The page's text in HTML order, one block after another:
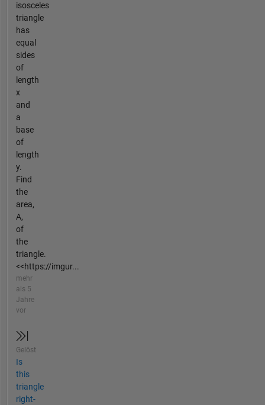
isosceles
triangle
has
equal
sides
of
length
x
and
a
base
of
length
y.
Find
the
area,
A,
of
the
triangle.
<<https://imgur...
mehr
als 5
Jahre
vor
Gelöst
Is
this
triangle
right-